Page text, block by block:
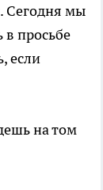
Сегодня мы
в просьбе
если
на том